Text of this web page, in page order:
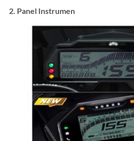
2. Panel Instrumen